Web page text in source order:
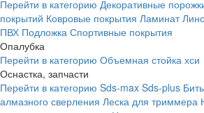
Перейти в категорию Декоративные
покрытий Ковровые покрытия Ламинат
ПВХ Подложка Спортивные покрытия
Опалубка
Перейти в категорию Объемная стойка хси
Оснастка, запчасти
Перейти в категорию Sds-max Sds-plus
алмазного сверления Леска для триммера